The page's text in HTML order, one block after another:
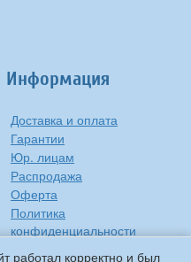
работал корректно и был
Информация
Доставка и оплата
Гарантии
Юр. лицам
Распродажа
Оферта
Политика
конфиденциальности
Контакты